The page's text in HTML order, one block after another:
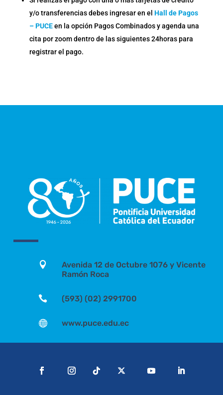
y/o transferencias debes ingresar en el Hall de Pagos
– PUCEen la opción Pagos Combinados y agenda una
cita por zoom dentro de las siguientes 24horas para
registrar el pago.

Avenida 12 de Octubre 1076 y Vicente
Ramón Roca
 (593) (02) 2991700
 www.puce.edu.ec